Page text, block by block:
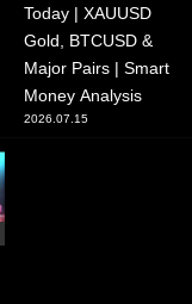
Today | XAUUSD
Gold, BTCUSD &
Major Pairs | Smart
Money Analysis
2026.07.15